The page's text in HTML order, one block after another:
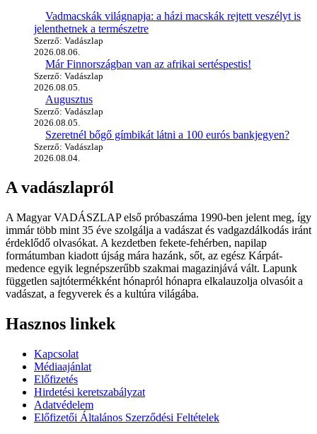
Vadmacskák világnapja: a házi macskák rejtett veszélyt is
jelenthetnek a természetre
Szerző: Vadászlap
2026.08.06.
Már Finnországban van az afrikai sertéspestis!
Szerző: Vadászlap
2026.08.05.
Augusztus
Szerző: Vadászlap
2026.08.05.
Szeretnél bőgő gímbikát látni a 100 eurós bankjegyen?
Szerző: Vadászlap
2026.08.04.
A vadászlapról
A Magyar VADÁSZLAP első próbaszáma 1990-ben jelent meg, így
immár több mint 35 éve szolgálja a vadászat és vadgazdálkodás iránt
érdeklődő olvasókat. A kezdetben fekete-fehérben, napilap
formátumban kiadott újság mára hazánk, sőt, az egész Kárpát-
medence egyik legnépszerűbb szakmai magazinjává vált. Lapunk
független sajtótermékként hónapról hónapra elkalauzolja olvasóit a
vadászat, a fegyverek és a kultúra világába.
Hasznos linkek
Kapcsolat
Médiaajánlat
Előfizetés
Hirdetési keretszabályzat
Adatvédelem
Előfizetői Általános Szerződési Feltételek